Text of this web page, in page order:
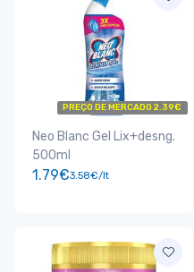
PREÇO DE MERCADO 2.39€
Neo Blanc Gel Lix+desng.
500ml
1.79€3.58€/lt